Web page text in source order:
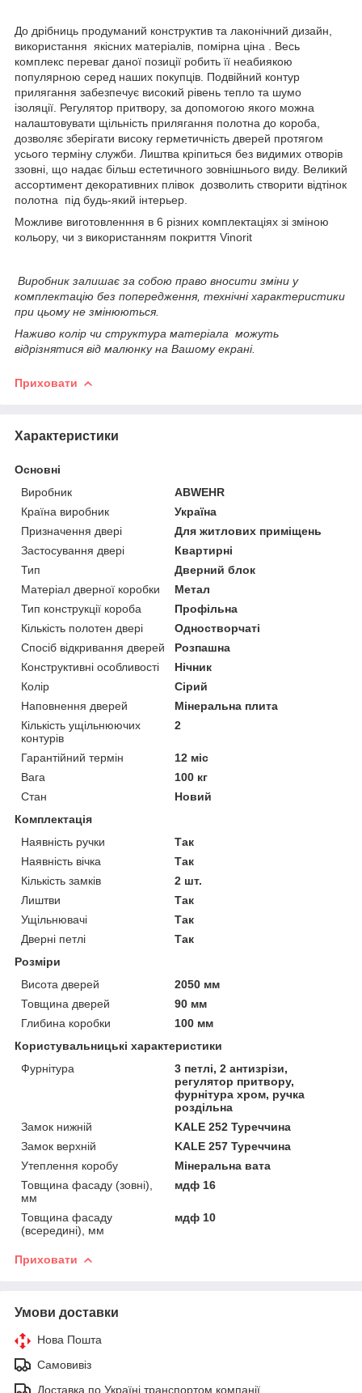
До дрібниць продуманий конструктив та лаконічний дизайн,
використання якісних матеріалів, помірна ціна . Весь
комплекс переваг даної позиції робить її неабиякою
популярною серед наших покупців. Подвійний контур
прилягання забезпечує високий рівень тепло та шумо
ізоляції. Регулятор притвору, за допомогою якого можна
налаштовувати щільність прилягання полотна до короба,
дозволяє зберігати високу герметичність дверей протягом
усього терміну служби. Лиштва кріпиться без видимих отворів
ззовні, що надає більш естетичного зовнішнього виду. Великий
ассортимент декоративних плівок дозволить створити відтінок
полотна під будь-який інтерьер.
Можливе виготовленння в 6 різних комплектаціях зі зміною
кольору, чи з використанням покриття Vinorit
Виробник залишає за собою право вносити зміни у
комплектацію без попередження, технічні характеристики
при цьому не змінюються.
Наживо колір чи структура матеріала можуть
відрізнятися від малюнку на Вашому екрані.
Приховати
Характеристики
Основні
Виробник
ABWEHR
Країна виробник
Україна
Призначення двері
Для житлових приміщень
Застосування двері
Квартирні
Тип
Дверний блок
Матеріал дверної коробки
Метал
Тип конструкції короба
Профільна
Кількість полотен двері
Одностворчаті
Спосіб відкривання дверей
Розпашна
Конструктивні особливості
Нічник
Колір
Сірий
Наповнення дверей
Мінеральна плита
Кількість ущільнюючих
контурів
2
Гарантійний термін
12 міс
Вага
100 кг
Стан
Новий
Комплектація
Наявність ручки
Так
Наявність вічка
Так
Кількість замків
2 шт.
Лиштви
Так
Ущільнювачі
Так
Дверні петлі
Так
Розміри
Висота дверей
2050 мм
Товщина дверей
90 мм
Глибина коробки
100 мм
Користувальницькі характеристики
Фурнітура
3 петлі, 2 антизрізи,
регулятор притвору,
фурнітура хром, ручка
роздільна
Замок нижній
KALE 252 Туреччина
Замок верхній
KALE 257 Туреччина
Утеплення коробу
Мінеральна вата
Товщина фасаду (зовні),
мм
мдф 16
Товщина фасаду
(всередині), мм
мдф 10
Приховати
Умови доставки
Нова Пошта
Самовивіз
Доставка по Україні транспортом компанії